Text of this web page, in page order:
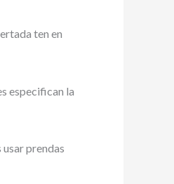
ten en
especifican la
usar prendas